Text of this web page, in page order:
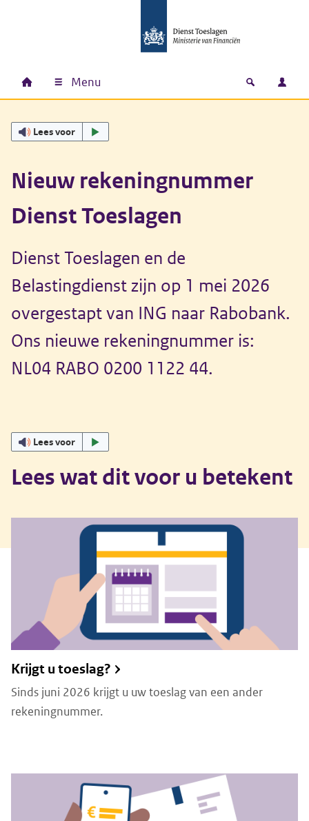
Hoofdnavigatie
Home Menu Open
Lees voor
Nieuw rekeningnummer
Dienst Toeslagen
Dienst Toeslagen en de
Belastingdienst zijn op 1 mei 2026
overgestapt van ING naar Rabobank.
Ons nieuwe rekeningnummer is:
NL04 RABO 0200 1122 44.
Lees voor
Lees wat dit voor u betekent
Krijgt u toeslag?
Sinds juni 2026 krijgt u uw toeslag van een ander
rekeningnummer.